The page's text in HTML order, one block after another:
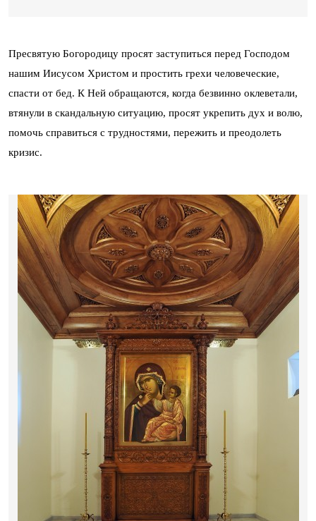
Пресвятую Богородицу просят заступиться перед Господом
нашим Иисусом Христом и простить грехи человеческие,
спасти от бед. К Ней обращаются, когда безвинно оклеветали,
втянули в скандальную ситуацию, просят укрепить дух и волю,
помочь справиться с трудностями, пережить и преодолеть
кризис.